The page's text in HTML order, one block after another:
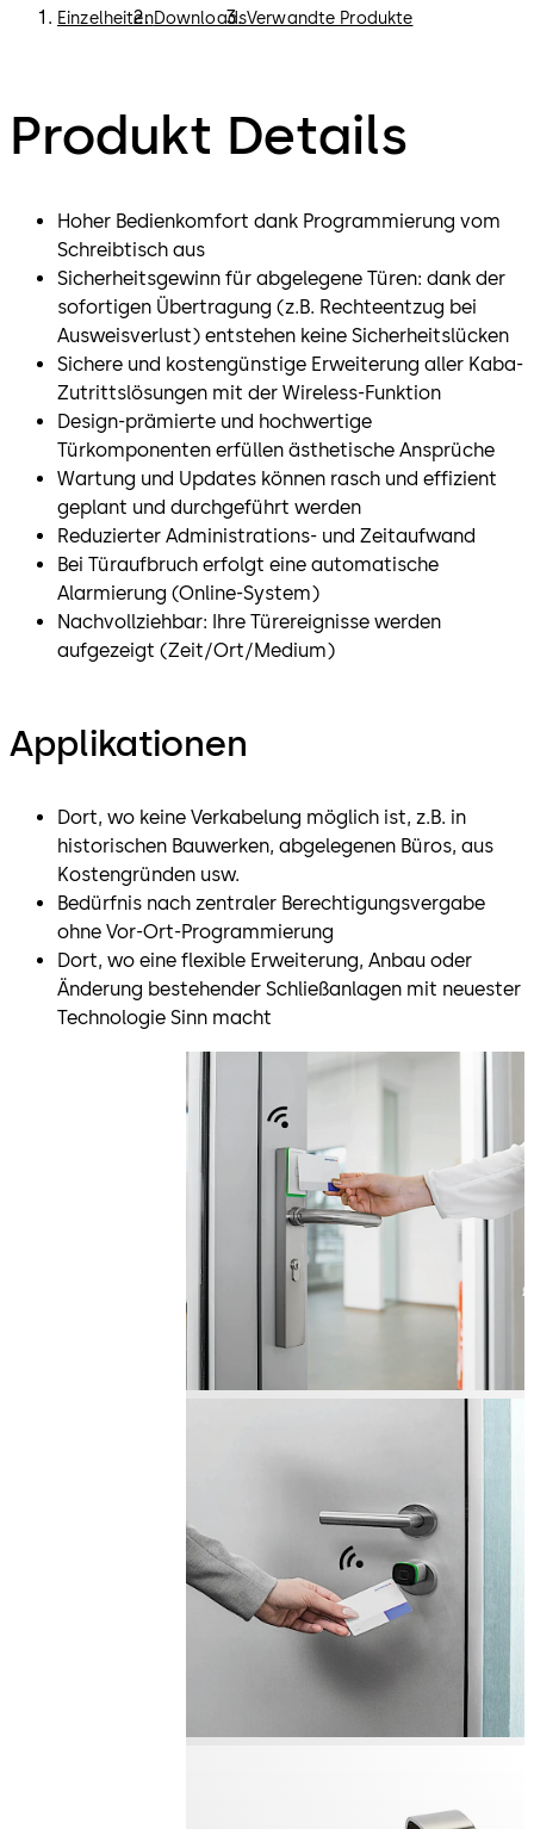
EinzelheitenDownloadsVerwandte Produkte
Produkt Details
Hoher Bedienkomfort dank Programmierung vom
Schreibtisch aus
Sicherheitsgewinn für abgelegene Türen: dank der
sofortigen Übertragung (z.B. Rechteentzug bei
Ausweisverlust) entstehen keine Sicherheitslücken
Sichere und kostengünstige Erweiterung aller Kaba-
Zutrittslösungen mit der Wireless-Funktion
Design-prämierte und hochwertige
Türkomponenten erfüllen ästhetische Ansprüche
Wartung und Updates können rasch und effizient
geplant und durchgeführt werden
Reduzierter Administrations- und Zeitaufwand
Bei Türaufbruch erfolgt eine automatische
Alarmierung (Online-System)
Nachvollziehbar: Ihre Türereignisse werden
aufgezeigt (Zeit/Ort/Medium)
Applikationen
Dort, wo keine Verkabelung möglich ist, z.B. in
historischen Bauwerken, abgelegenen Büros, aus
Kostengründen usw.
Bedürfnis nach zentraler Berechtigungsvergabe
ohne Vor-Ort-Programmierung
Dort, wo eine flexible Erweiterung, Anbau oder
Änderung bestehender Schließanlagen mit neuester
Technologie Sinn macht